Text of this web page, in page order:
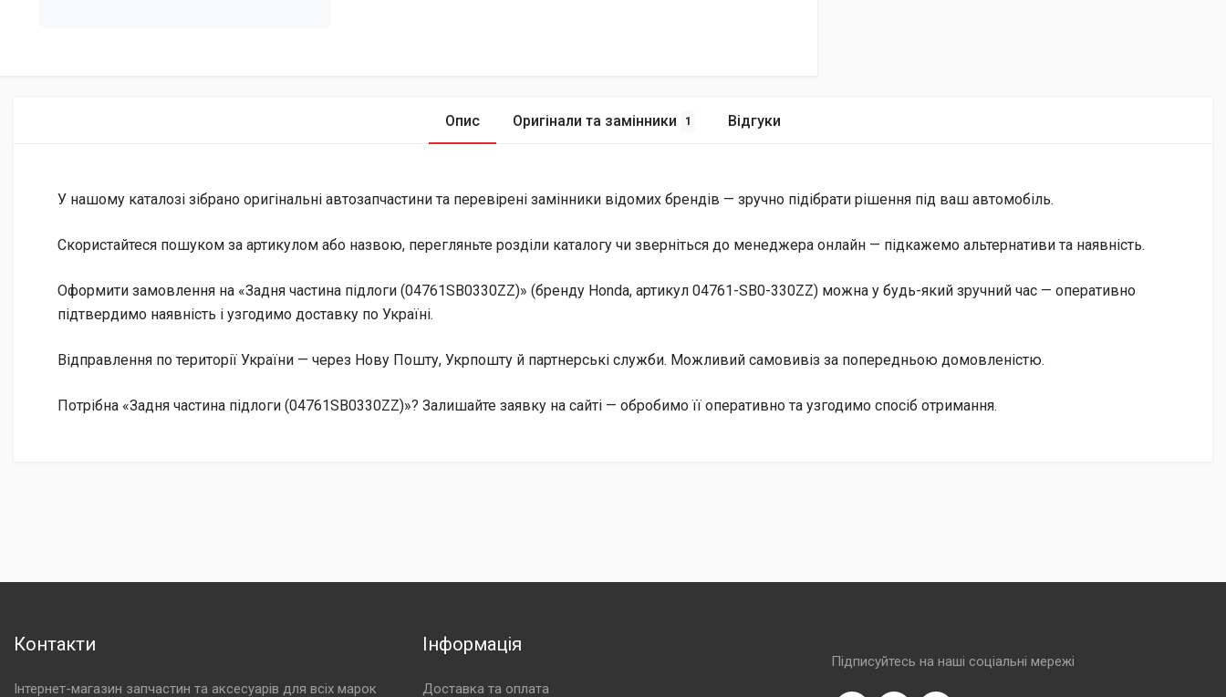
Опис Оригінали та замінники 1 Відгуки
У нашому каталозі зібрано оригінальні автозапчастини та перевірені замінники відомих брендів — зручно підібрати рішення під ваш автомобіль.
Скористайтеся пошуком за артикулом або назвою, перегляньте розділи каталогу чи зверніться до менеджера онлайн — підкажемо альтернативи та наявність.
Оформити замовлення на «Задня частина підлоги (04761SB0330ZZ)» (бренду Honda, артикул 04761-SB0-330ZZ) можна у будь-який зручний час — оперативно
підтвердимо наявність і узгодимо доставку по Україні.
Відправлення по території України — через Нову Пошту, Укрпошту й партнерські служби. Можливий самовивіз за попередньою домовленістю.
Потрібна «Задня частина підлоги (04761SB0330ZZ)»? Залишайте заявку на сайті — обробимо її оперативно та узгодимо спосіб отримання.
Контакти
Інтернет-магазин запчастин та аксесуарів для всіх марок
Інформація
Доставка та оплата
Підписуйтесь на наші соціальні мережі